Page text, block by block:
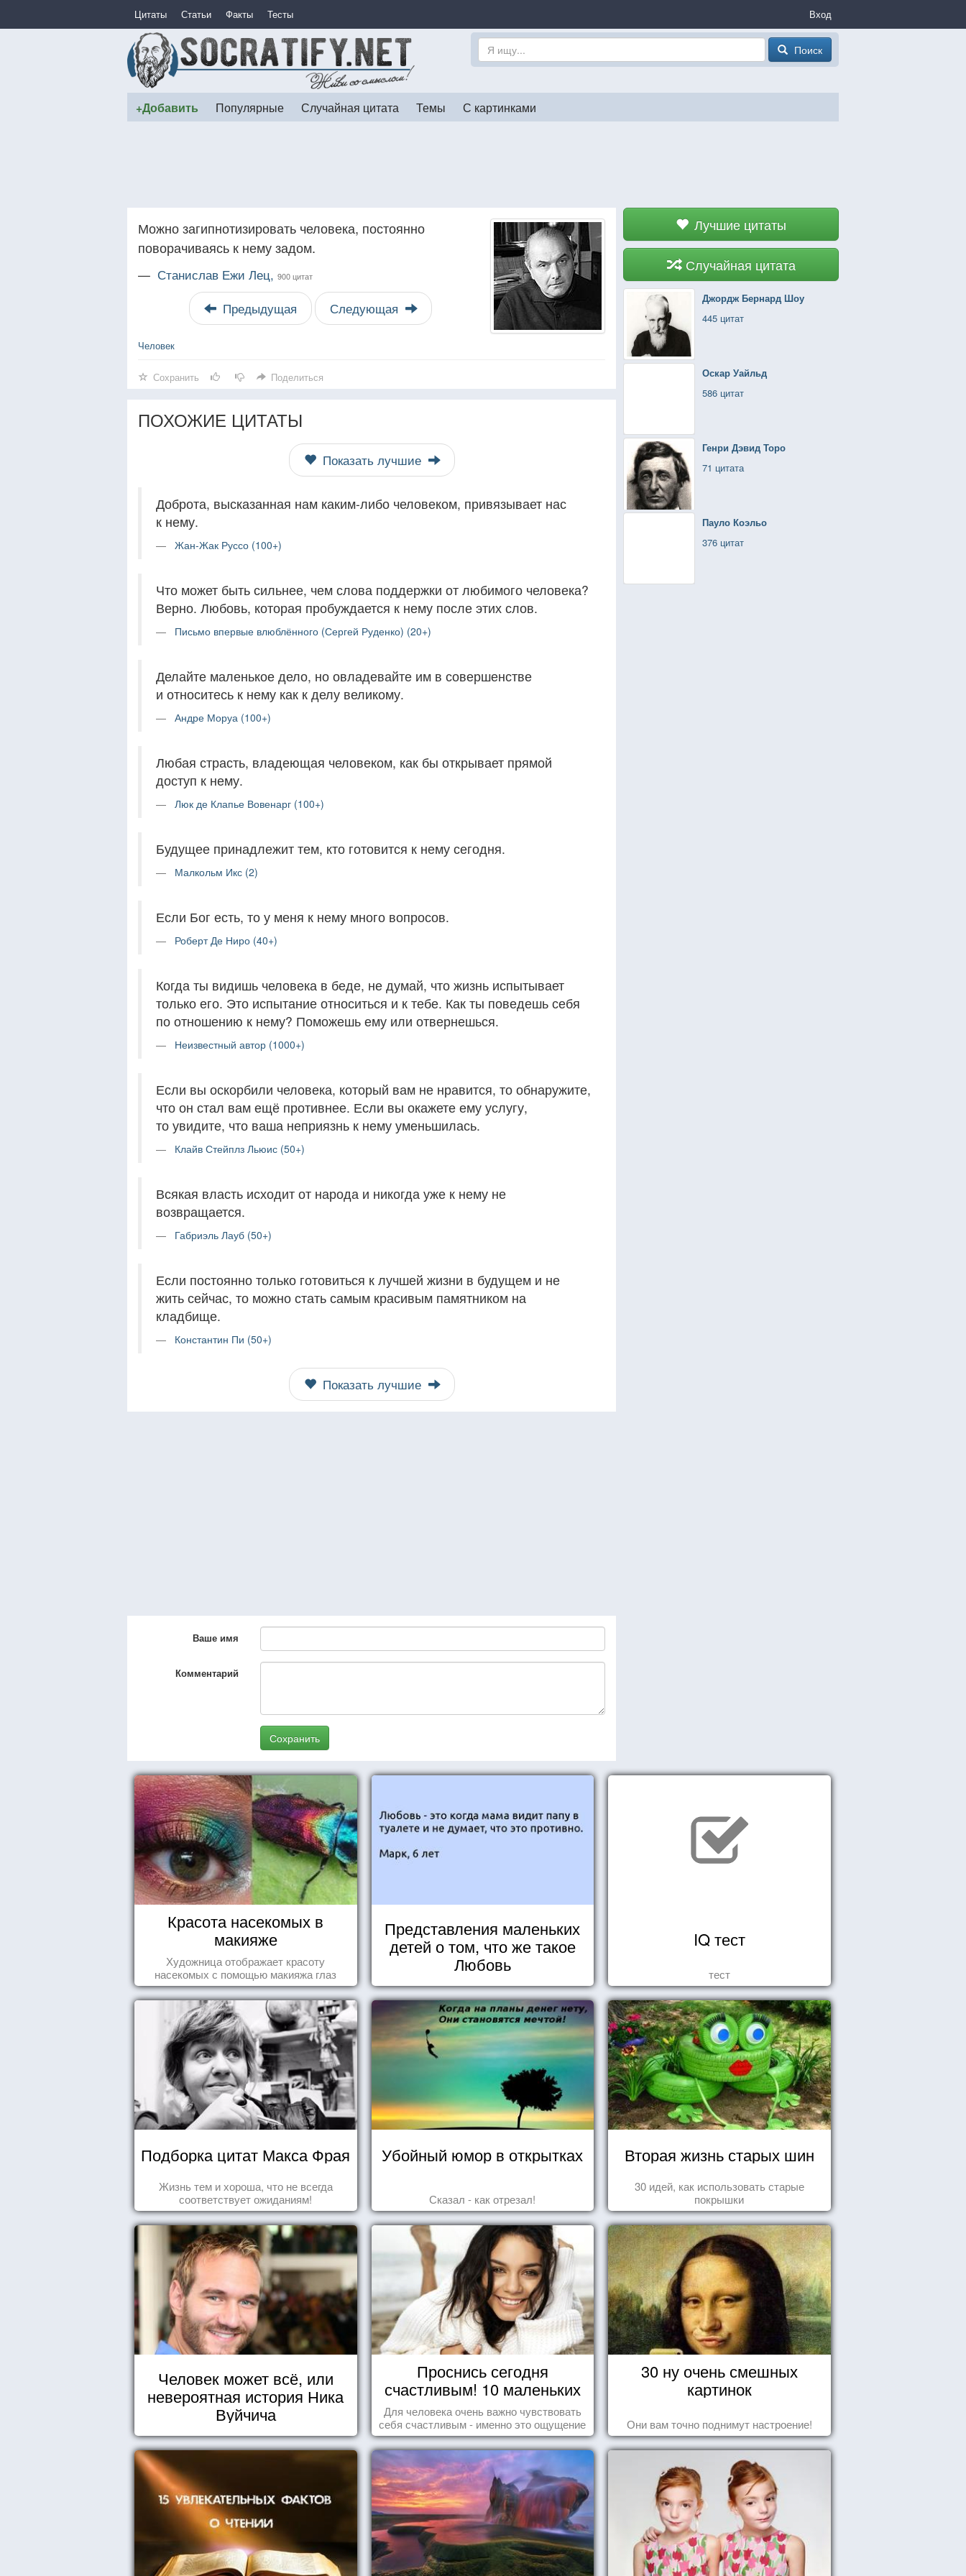
Цитаты Статьи Факты Тесты Вход
Поиск
+Добавить Популярные Случайная цитата Темы С картинками
Лучшие цитаты
Случайная цитата
Джордж Бернард Шоу
445 цитат
Оскар Уайльд
586 цитат
Генри Дэвид Торо
71 цитата
Пауло Коэльо
376 цитат
Можно загипнотизировать человека, постоянно
поворачиваясь к нему задом.
— Станислав Ежи Лец, 900 цитат
Предыдущая Следующая
Человек
Сохранить Поделиться
ПОХОЖИЕ ЦИТАТЫ
Показать лучшие
Доброта, высказанная нам каким-либо человеком, привязывает нас
к нему.
Жан-Жак Руссо (100+)
Что может быть сильнее, чем слова поддержки от любимого человека?
Верно. Любовь, которая пробуждается к нему после этих слов.
Письмо впервые влюблённого (Сергей Руденко) (20+)
Делайте маленькое дело, но овладевайте им в совершенстве
и относитесь к нему как к делу великому.
Андре Моруа (100+)
Любая страсть, владеющая человеком, как бы открывает прямой
доступ к нему.
Люк де Клапье Вовенарг (100+)
Будущее принадлежит тем, кто готовится к нему сегодня.
Малкольм Икс (2)
Если Бог есть, то у меня к нему много вопросов.
Роберт Де Ниро (40+)
Когда ты видишь человека в беде, не думай, что жизнь испытывает
только его. Это испытание относиться и к тебе. Как ты поведешь себя
по отношению к нему? Поможешь ему или отвернешься.
Неизвестный автор (1000+)
Если вы оскорбили человека, который вам не нравится, то обнаружите,
что он стал вам ещё противнее. Если вы окажете ему услугу,
то увидите, что ваша неприязнь к нему уменьшилась.
Клайв Стейплз Льюис (50+)
Всякая власть исходит от народа и никогда уже к нему не
возвращается.
Габриэль Лауб (50+)
Если постоянно только готовиться к лучшей жизни в будущем и не
жить сейчас, то можно стать самым красивым памятником на
кладбище.
Константин Пи (50+)
Показать лучшие
Ваше имя
Комментарий
Сохранить
Красота насекомых в
макияже
Художница отображает красоту
насекомых с помощью макияжа глаз
Представления маленьких
детей о том, что же такое
Любовь
IQ тест
тест
Подборка цитат Макса Фрая
Жизнь тем и хороша, что не всегда
соответствует ожиданиям!
Убойный юмор в открытках
Сказал - как отрезал!
Вторая жизнь старых шин
30 идей, как использовать старые
покрышки
Человек может всё, или
невероятная история Ника
Вуйчича
Проснись сегодня
счастливым! 10 маленьких
радостей настоящего
Счастья
Для человека очень важно чувствовать
себя счастливым - именно это ощущение
дарит позитивные эмоции и превращает
каждый день в маленький праздник.
30 ну очень смешных
картинок
Они вам точно поднимут настроение!